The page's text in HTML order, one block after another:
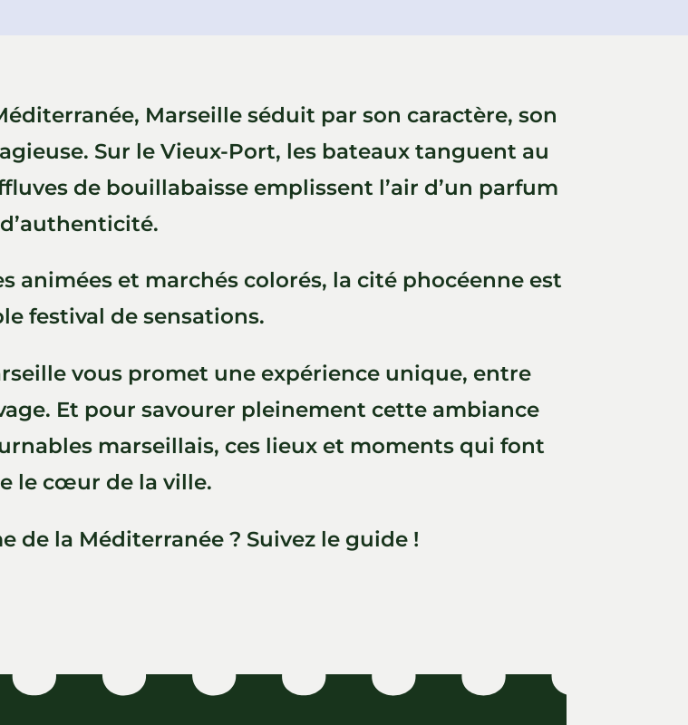
Marseille séduit par son caractère, son
Sur le Vieux-Port, les bateaux tanguent au
de bouillabaisse emplissent l’air d’un parfum
d’authenticité.
animées et marchés colorés, la cité phocéenne est
festival de sensations.
vous promet une expérience unique, entre
Et pour savourer pleinement cette ambiance
marseillais, ces lieux et moments qui font
le cœur de la ville.
de la Méditerranée ? Suivez le guide !